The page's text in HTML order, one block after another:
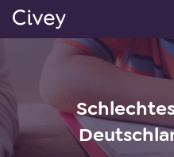
a
t
i
n